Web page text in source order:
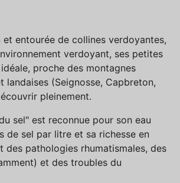
et entourée de collines verdoyantes,
verdoyant, ses petites
proche des montagnes
landaises (Seignosse, Capbreton,
pleinement.
sel" est reconnue pour son eau
de sel par litre et sa richesse en
pathologies rhumatismales, des
et des troubles du